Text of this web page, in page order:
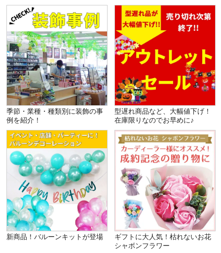
季節・業種・種類別に装飾の事
例を紹介！
型遅れ商品など、大幅値下げ！
在庫限りなのでお早めに♪
新商品！バルーンキットが登場
ギフトに大人気！枯れないお花
シャボンフラワー